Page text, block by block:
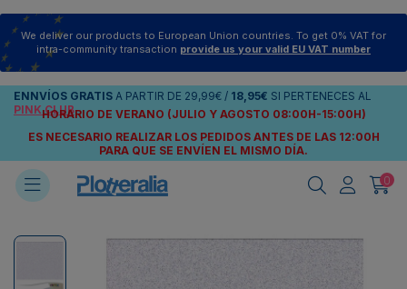
We deliver our products to European Union countries. To get 0% VAT for
intra-community transaction provide us your valid EU VAT number
ENNVÍOS GRATIS A PARTIR DE 29,99€ / 18,95€ SI PERTENECES AL
PINK CLUB
HORARIO DE VERANO (JULIO Y AGOSTO 08:00H-15:00H)
ES NECESARIO REALIZAR LOS PEDIDOS ANTES DE LAS 12:00H
PARA QUE SE ENVÍEN EL MISMO DÍA.
0